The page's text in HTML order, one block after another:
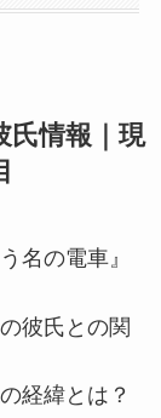
氏情報｜現
名の電車』
彼氏との関
経緯とは？